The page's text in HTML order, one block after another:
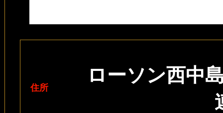
住所
ローソン西中